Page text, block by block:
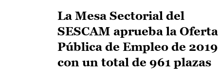
La Mesa Sectorial del
SESCAM aprueba la Oferta
Pública de Empleo de 2019
con un total de 961 plazas